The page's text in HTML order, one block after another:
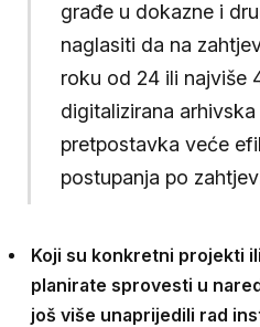
građe u dokazne i
naglasiti da na
roku od 24 ili najviše
digitalizirana
pretpostavka veće
postupanja po
Koji su konkretni projekti
planirate sprovesti u
još više unaprijedili rad